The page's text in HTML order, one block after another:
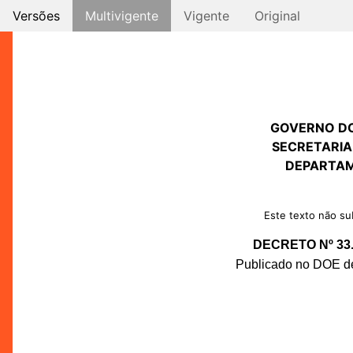
Versões Multivigente Vigente Original
GOVERNO
Este texto não
DECRETO Nº
Publicado no DOE